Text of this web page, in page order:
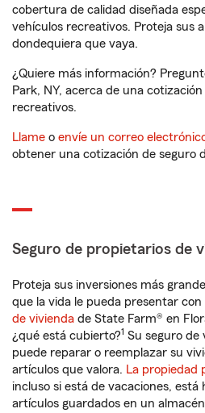
cobertura de calidad diseñada
vehículos recreativos. Proteja sus
dondequiera que vaya.
¿Quiere más información?
Park, NY, acerca de una
recreativos.
Llame o envíe un correo
obtener una cotización de seguro
Seguro de propietarios de
Proteja sus inversiones más
que la vida le pueda presentar con
de vivienda de State Farm® en
¿qué está cubierto?1 Su seguro de
puede reparar o reemplazar su
artículos que valora. La propiedad
incluso si está de vacaciones, está
artículos guardados en un